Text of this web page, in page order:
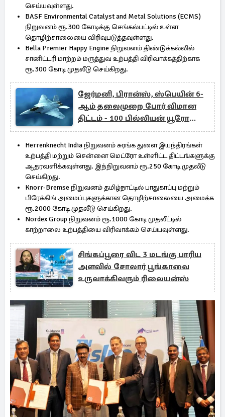
செய்யவுள்ளது.
BASF Environmental Catalyst and Metal Solutions (ECMS)
நிறுவனம் ரூ.300 கோடிக்கு செங்கல்பட்டில் உள்ள
தொழிற்சாலையை விரிவுபடுத்தவுள்ளது.
Bella Premier Happy Engine நிறுவனம் திண்டுக்கல்லில்
சானிட்டரி மாற்றம் மருத்துவ உற்பத்தி விரிவாக்கத்திற்காக
ரூ.300 கோடி முதலீடு செய்கிறது.
ஜேர்மனி, பிரான்ஸ், ஸ்பெயின் 6-
ஆம் தலைமுறை போர் விமான
திட்டம் - 100 பில்லியன் யூரோ
முதலீடு
Herrenknecht India நிறுவனம் சுரங்க துளை இயந்திரங்கள்
உற்பத்தி மற்றும் சென்னை மெட்ரோ உள்ளிட்ட திட்டங்களுக்கு
ஆதரவளிக்கவுள்ளது. இந்நிறுவனம் ரூ.250 கோடி முதலீடு
செய்கிறது.
Knorr-Bremse நிறுவனம் தமிழ்நாட்டில் பாதுகாப்பு மற்றும்
பிரேக்கிங் அமைப்புகளுக்கான தொழிற்சாலையை அமைக்க
ரூ.2000 கோடி முதலீடு செய்கிறது.
Nordex Group நிறுவனம் ரூ.1000 கோடி முதலீட்டில்
காற்றாலை உற்பத்தியை விரிவாக்கம் செய்யவுள்ளது.
சிங்கப்பூரை விட 3 மடங்கு பாரிய
அளவில் சோலார் பூங்காவை
உருவாக்கிவரும் ரிலையன்ஸ்